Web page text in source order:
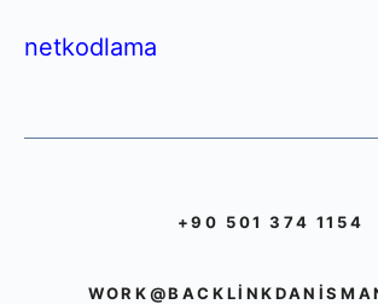
netkodlama
+90 501 374 1154